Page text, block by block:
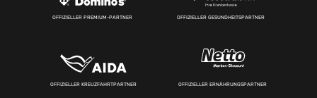
OFFIZIELLER PREMIUM-PARTNER OFFIZIELLER GESUNDHEITSPARTNER
OFFIZIELLER KREUZFAHRTPARTNER OFFIZIELLER ERNÄHRUNGSPARTNER